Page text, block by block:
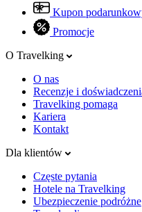
Kupon
Promocje
O Travelking
O nas
Recenzje i
Travelking pomaga
Kariera
Kontakt
Dla klientów
Częste pytania
Hotele na Travelking
Ubezpieczenie podróżne